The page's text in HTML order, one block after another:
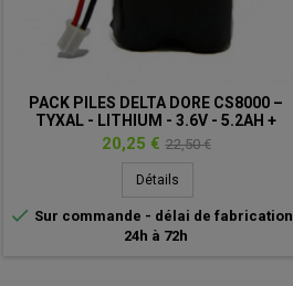
PACK PILES DELTA DORE CS8000 –
TYXAL - LITHIUM - 3.6V - 5.2AH +
CONNECTEUR
Prix
20,25 € Prix
de
22,50 €
Détails
 Sur commande - délai de fabrication
24h à 72h